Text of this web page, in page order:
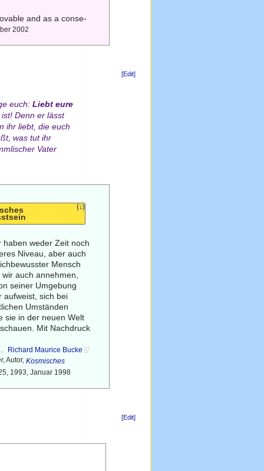
and as a conse-
2002
[Edit]
euch: Liebt eure
Denn er lässt
ihr liebt, die euch
was tut ihr
Vater
(↓)
haben weder Zeit noch
Niveau, aber auch
Mensch
auch annehmen,
seiner Umgebung
aufweist, sich bei
Umständen
sie in der neuen Welt
Mit Nachdruck
Richard Maurice Bucke
Autor,Kosmisches
1993, Januar 1998
[Edit]